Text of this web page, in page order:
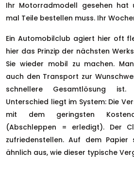
Ihr Motorradmodell gesehen
mal Teile bestellen muss. Ihr
Ein Automobilclub agiert hier oft
hier das Prinzip der nächsten
Sie wieder mobil zu machen.
auch den Transport zur
schnellere Gesamtlösung ist.
Unterschied liegt im System: Die
mit dem geringsten
(Abschleppen = erledigt). Der
zufriedenstellen. Auf dem Papier
ähnlich aus, wie dieser typische